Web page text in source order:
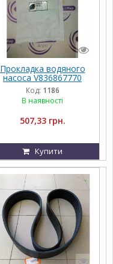
Прокладка водяного
насоса V836867770
AGCO PARTS Massey
Ferguson
Код: 1186
В наявності
507,33 грн.
Купити